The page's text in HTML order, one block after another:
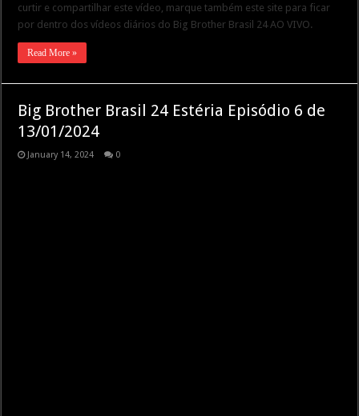
curtir e compartilhar este vídeo, marque também este site para ficar
por dentro dos vídeos diários do Big Brother Brasil 24 AO VIVO.
Read More »
Big Brother Brasil 24 Estéria Episódio 6 de
13/01/2024
January 14, 2024 0